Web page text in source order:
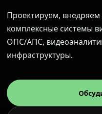
Проектируем,
комплексные системы
ОПС/АПС,
инфраструктуры.